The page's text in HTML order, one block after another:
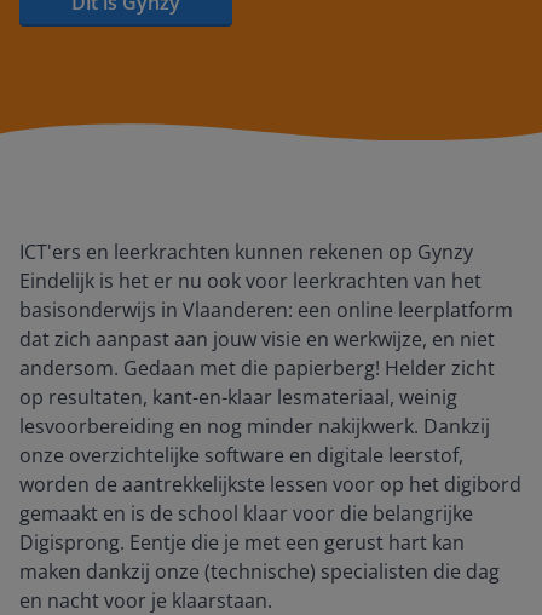
ICT'ers en leerkrachten kunnen rekenen op Gynzy
Eindelijk is het er nu ook voor leerkrachten van het
basisonderwijs in Vlaanderen: een online leerplatform
dat zich aanpast aan jouw visie en werkwijze, en niet
andersom. Gedaan met die papierberg! Helder zicht
op resultaten, kant-en-klaar lesmateriaal, weinig
lesvoorbereiding en nog minder nakijkwerk. Dankzij
onze overzichtelijke software en digitale leerstof,
worden de aantrekkelijkste lessen voor op het digibord
gemaakt en is de school klaar voor die belangrijke
Digisprong. Eentje die je met een gerust hart kan
maken dankzij onze (technische) specialisten die dag
en nacht voor je klaarstaan.